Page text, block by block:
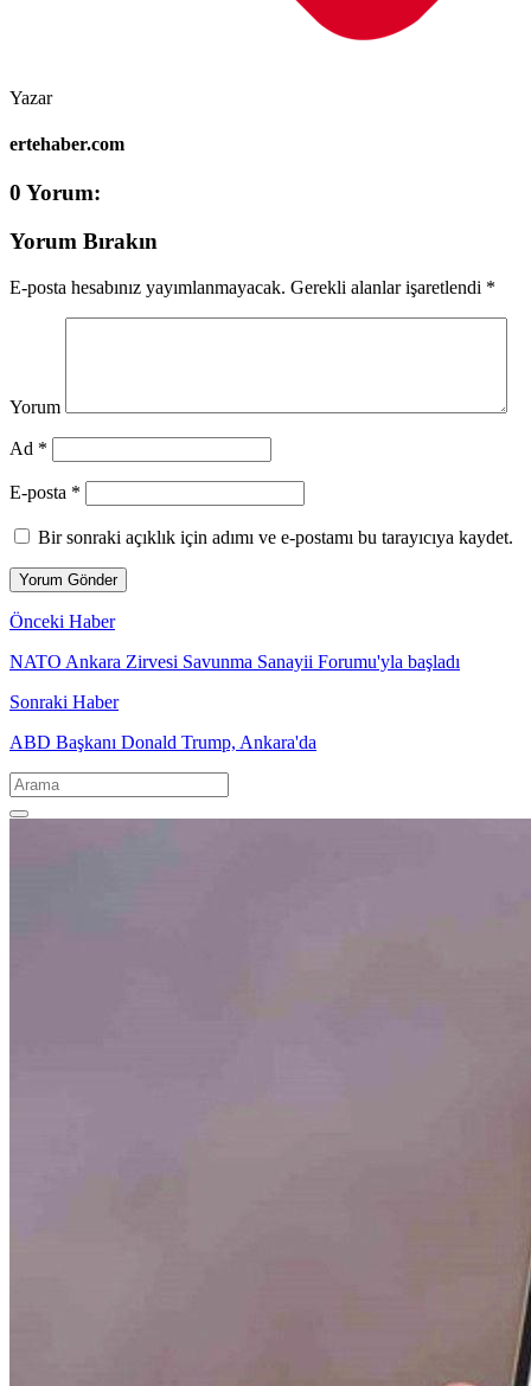
Yazar
ertehaber.com
0 Yorum:
Yorum Bırakın
E-posta hesabınız yayımlanmayacak. Gerekli alanlar işaretlendi *
Yorum
Ad *
E-posta *
Bir sonraki açıklık için adımı ve e-postamı bu tarayıcıya kaydet.
Önceki Haber
NATO Ankara Zirvesi Savunma Sanayii Forumu'yla başladı
Sonraki Haber
ABD Başkanı Donald Trump, Ankara'da